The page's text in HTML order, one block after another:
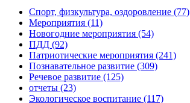
Спорт, физкультура, оздоровление (77)
Мероприятия (11)
Новогодние мероприятия (54)
ПДД (92)
Патриотические мероприятия (241)
Познавательное развитие (309)
Речевое развитие (125)
отчеты (23)
Экологическое воспитание (117)